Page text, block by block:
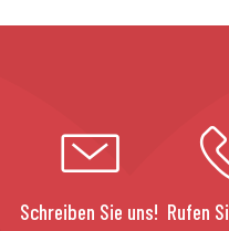
Schreiben Sie uns! Rufen